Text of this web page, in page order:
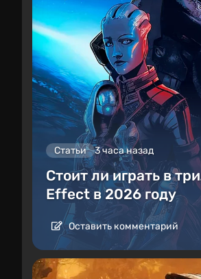
Статьи 3 часа назад
Стоит ли играть в
Effect в 2026 году
Оставить комментарий